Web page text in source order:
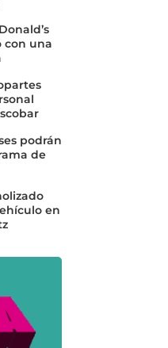
con una
podrán
de
en